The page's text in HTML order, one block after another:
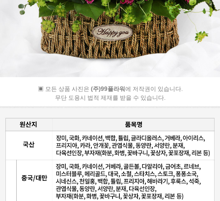
▣ 모든 상품 사진은 (주)99플라워에 저작권이 있습니다.
무단 도용시 법적 제재를 받을 수 있습니다.